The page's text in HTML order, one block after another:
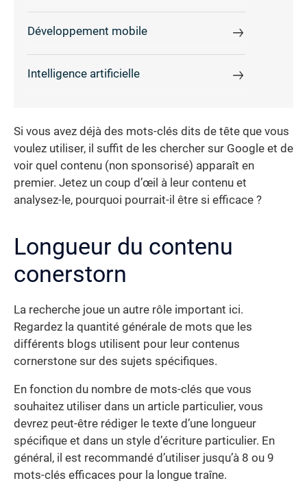
Développement mobile
Intelligence artificielle
Si vous avez déjà des mots-clés dits de tête que vous
voulez utiliser, il suffit de les chercher sur Google et de
voir quel contenu (non sponsorisé) apparaît en
premier. Jetez un coup d’œil à leur contenu et
analysez-le, pourquoi pourrait-il être si efficace ?
Longueur du contenu
conerstorn
La recherche joue un autre rôle important ici.
Regardez la quantité générale de mots que les
différents blogs utilisent pour leur contenus
cornerstone sur des sujets spécifiques.
En fonction du nombre de mots-clés que vous
souhaitez utiliser dans un article particulier, vous
devrez peut-être rédiger le texte d’une longueur
spécifique et dans un style d’écriture particulier. En
général, il est recommandé d’utiliser jusqu’à 8 ou 9
mots-clés efficaces pour la longue traîne.